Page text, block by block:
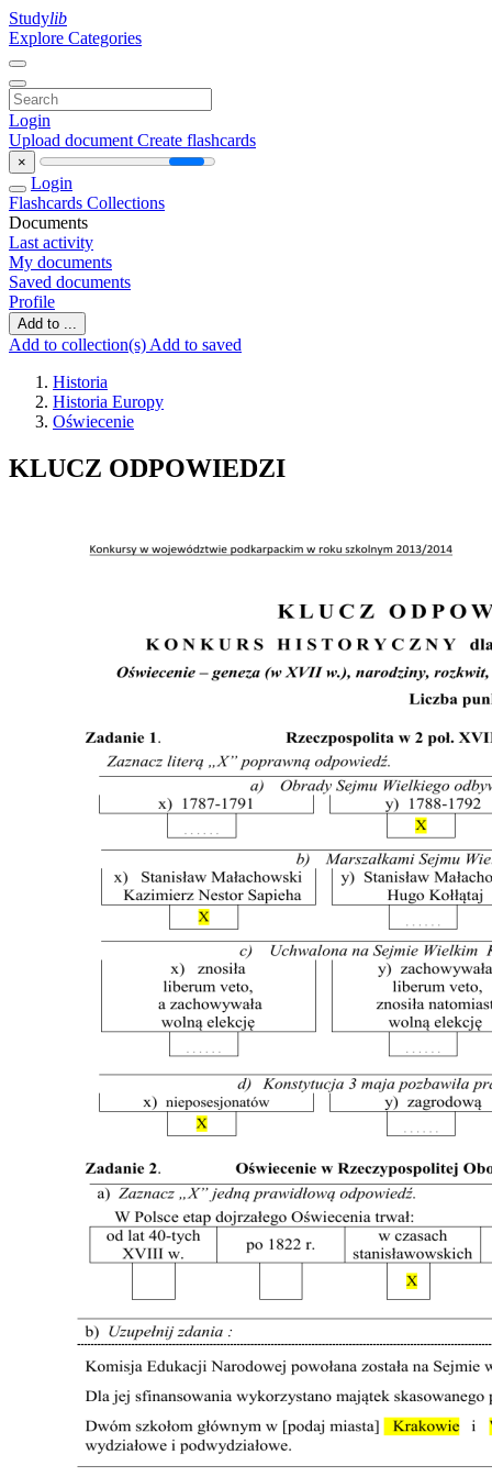
Studylib
Explore Categories
Login
Upload document Create flashcards
×
Login
Flashcards Collections
Documents
Last activity
My documents
Saved documents
Profile
Add to ...
Add to collection(s) Add to saved
Historia
Historia Europy
Oświecenie
KLUCZ ODPOWIEDZI